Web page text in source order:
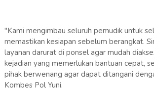
"Kami mengimbau seluruh pemudik untuk
memastikan kesiapan sebelum berangkat.
layanan darurat di ponsel agar mudah
kejadian yang memerlukan bantuan cepat,
pihak berwenang agar dapat ditangani
Kombes Pol Yuni.